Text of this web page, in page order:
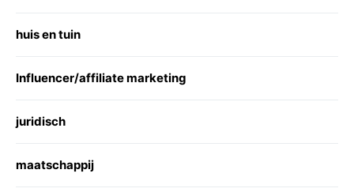
huis en tuin
Influencer/affiliate marketing
juridisch
maatschappij